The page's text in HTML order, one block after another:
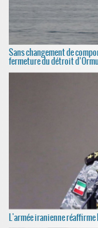
Sans changement de
fermeture du détroit
L'armée iranienne